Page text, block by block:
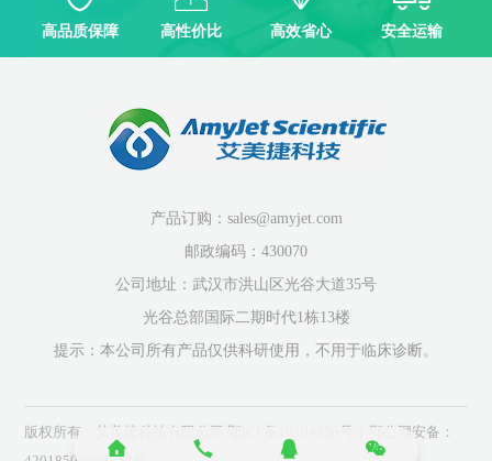
高品质保障 高性价比 高效省心 安全运输
产品订购：sales@amyjet.com
邮政编码：430070
公司地址：武汉市洪山区光谷大道35号
光谷总部国际二期时代1栋13楼
提示：本公司所有产品仅供科研使用，不用于临床诊断。
版权所有：艾美捷科技有限公司 鄂ICP备10204150号-1
鄂公网安备：